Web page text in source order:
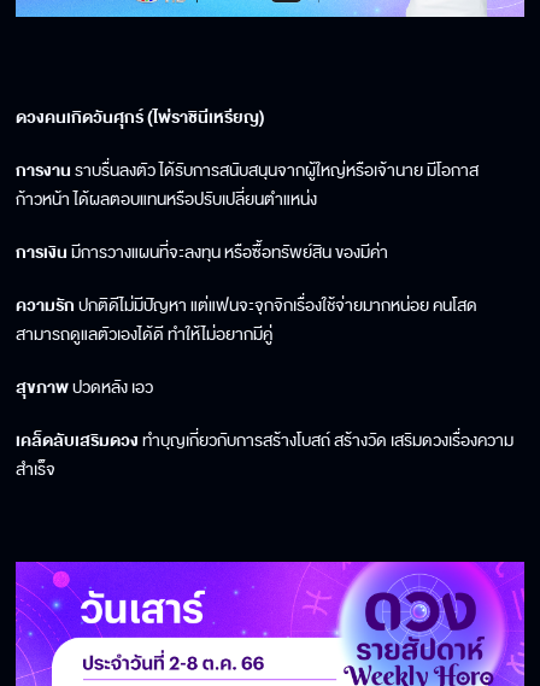
ดวงคนเกิดวันศุกร์ (ไพ่ราชินีเหรียญ)
การงานราบรื่นลงตัว ได้รับการสนับสนุนจากผู้ใหญ่หรือเจ้านาย มีโอกาส
ก้าวหน้า ได้ผลตอบแทนหรือปรับเปลี่ยนตำแหน่ง
การเงินมีการวางแผนที่จะลงทุน หรือซื้อทรัพย์สิน ของมีค่า
ความรักปกติดีไม่มีปัญหา แต่แฟนจะจุกจิกเรื่องใช้จ่ายมากหน่อย คนโสด
สามารถดูแลตัวเองได้ดี ทำให้ไม่อยากมีคู่
สุขภาพปวดหลัง เอว
เคล็ดลับเสริมดวงทำบุญเกี่ยวกับการสร้างโบสถ์ สร้างวัด เสริมดวงเรื่องความ
สำเร็จ